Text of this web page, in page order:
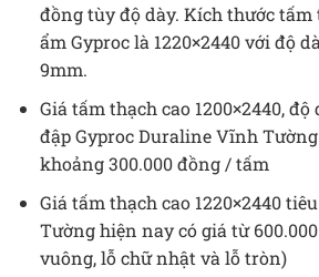
đồng tùy độ dày. Kích thước tấm
ẩm Gyproc là 1220×2440 với độ
9mm.
Giá tấm thạch cao 1200×2440,
đập Gyproc Duraline Vĩnh
khoảng 300.000 đồng / tấm
Giá tấm thạch cao 1220×2440
Tường hiện nay có giá từ
vuông, lỗ chữ nhật và lỗ tròn)